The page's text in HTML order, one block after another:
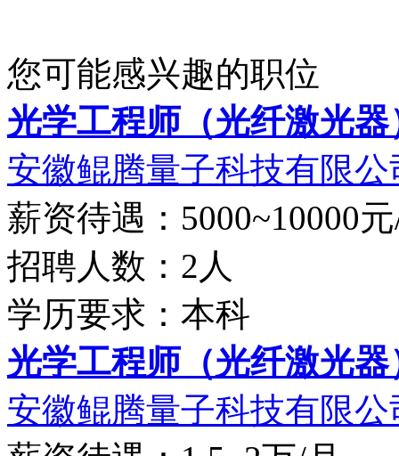
您可能感兴趣的职位
光学工程师（光纤激光器
安徽鲲腾量子科技有限公
薪资待遇：5000~10000
招聘人数：2人
学历要求：本科
光学工程师（光纤激光器
安徽鲲腾量子科技有限公